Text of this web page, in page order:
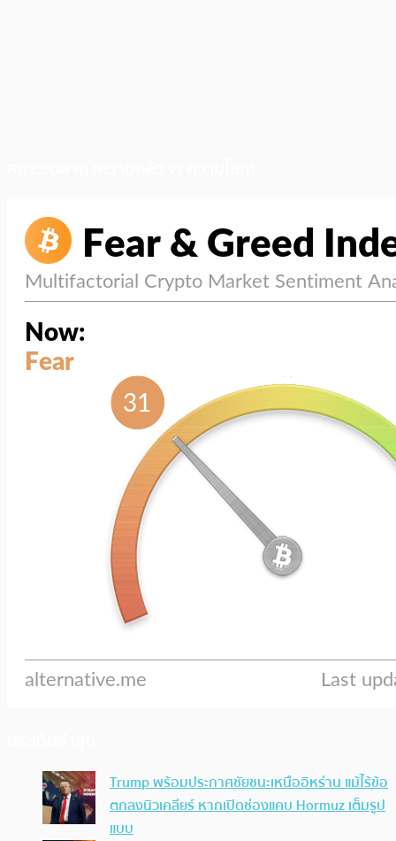
Trump พร้อมประกาศชัยชนะเหนืออิหร่าน แม้ไร้ข้อ
ตกลงนิวเคลียร์ หากเปิดช่องแคบ Hormuz เต็มรูป
แบบ